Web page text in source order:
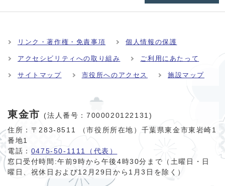
リンク・著作権・免責事項 個人情報の保護
アクセシビリティへの取り組み ご利用にあたって
サイトマップ 市役所へのアクセス 施設マップ
東金市
(法人番号：7000020122131)
住所：〒283-8511 （市役所所在地）千葉県東金市東岩崎1
番地1
電話： 0475-50-1111（代表）
窓口受付時間:午前9時から午後4時30分まで（土曜日・日
曜日、祝休日および12月29日から1月3日を除く）